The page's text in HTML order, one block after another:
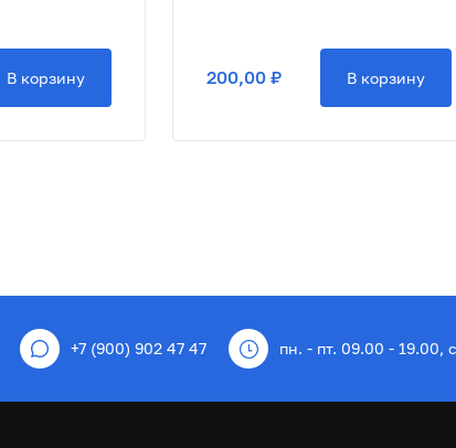
В корзину 200,00 ₽ В корзину
+7 (900) 902 47 47 пн. - пт. 09.00 - 19.00,